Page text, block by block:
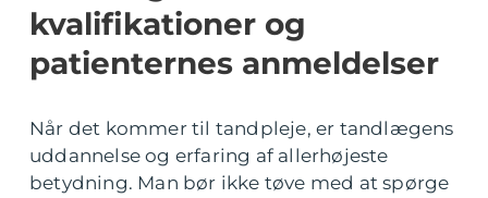
kvalifikationer og
patienternes anmeldelser
Når det kommer til tandpleje, er tandlægens
uddannelse og erfaring af allerhøjeste
betydning. Man bør ikke tøve med at spørge